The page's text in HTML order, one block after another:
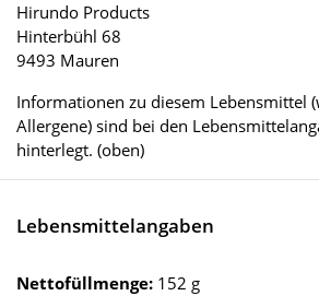
Hirundo Products
Hinterbühl 68
9493 Mauren
Informationen zu diesem Lebensmittel
Allergene) sind bei den
hinterlegt. (oben)
Lebensmittelangaben
Nettofüllmenge: 152 g